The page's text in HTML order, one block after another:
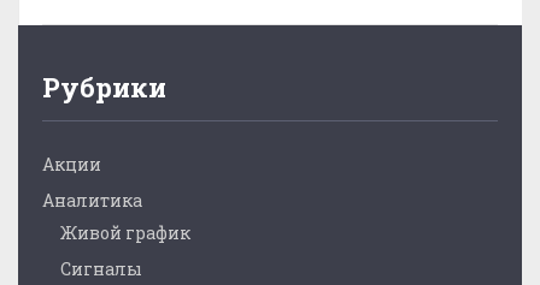
Рубрики
Акции
Аналитика
Живой график
Сигналы